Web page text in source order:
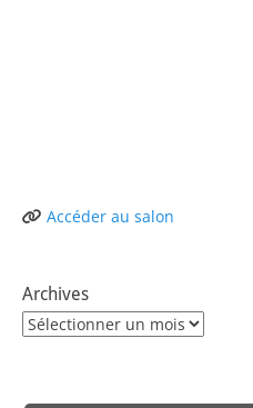
Accéder au salon
Archives
Archives